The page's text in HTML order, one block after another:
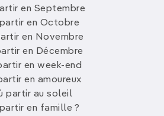
en Septembre
en Octobre
en Novembre
en Décembre
en week-end
en amoureux
partir au soleil
en famille ?